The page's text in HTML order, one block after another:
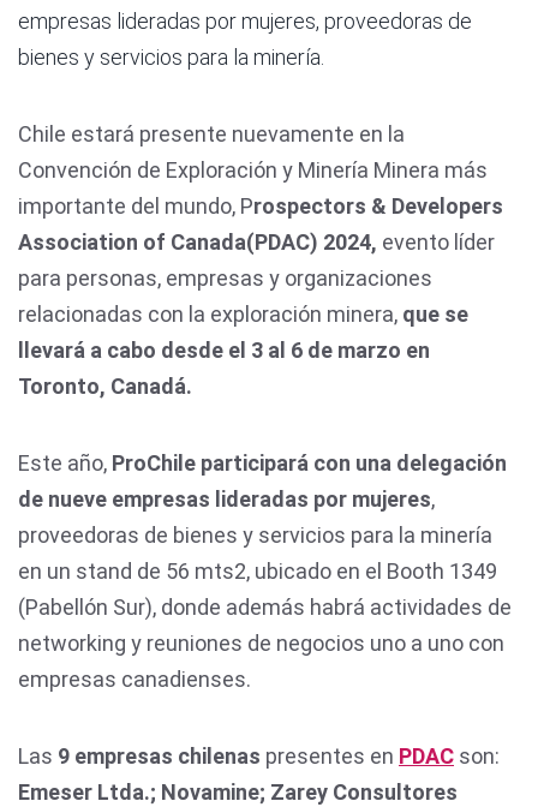
empresas lideradas por mujeres, proveedoras de
bienes y servicios para la minería.
Chile estará presente nuevamente en la
Convención de Exploración y Minería Minera más
importante del mundo, Prospectors & Developers
Association of Canada(PDAC) 2024, evento líder
para personas, empresas y organizaciones
relacionadas con la exploración minera, que se
llevará a cabo desde el 3 al 6 de marzo en
Toronto, Canadá.
Este año, ProChile participará con una delegación
de nueve empresas lideradas por mujeres,
proveedoras de bienes y servicios para la minería
en un stand de 56 mts2, ubicado en el Booth 1349
(Pabellón Sur), donde además habrá actividades de
networking y reuniones de negocios uno a uno con
empresas canadienses.
Las 9 empresas chilenas presentes en PDAC son:
Emeser Ltda.; Novamine; Zarey Consultores